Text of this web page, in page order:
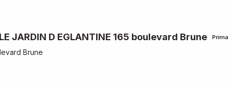
JARDIN D EGLANTINE 165 boulevard Brune
Brune